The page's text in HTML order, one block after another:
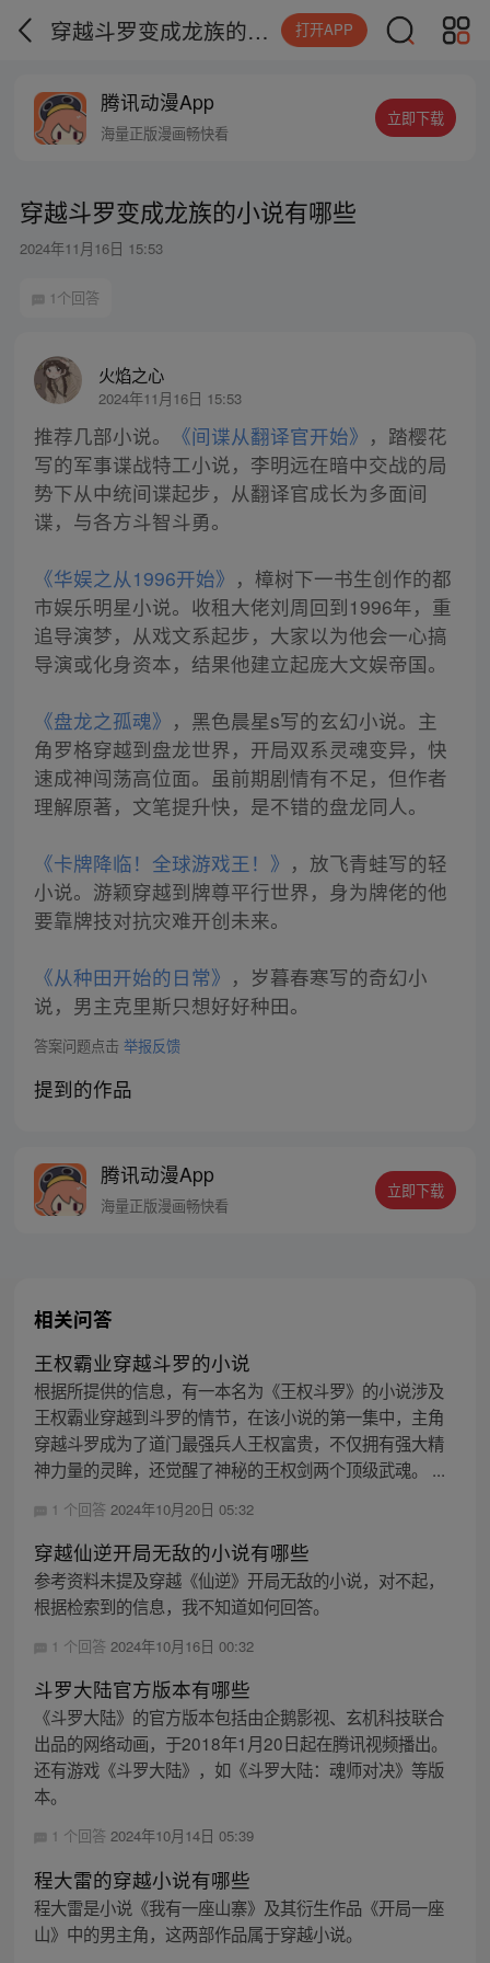
穿越斗罗变成龙族的小说有哪些 打开APP
腾讯动漫App
海量正版漫画畅快看
立即下载
穿越斗罗变成龙族的小说有哪些
2024年11月16日 15:53
1个回答
火焰之心
2024年11月16日 15:53
推荐几部小说。 《间谍从翻译官开始》 ，踏樱花
写的军事谍战特工小说，李明远在暗中交战的局
势下从中统间谍起步，从翻译官成长为多面间
谍，与各方斗智斗勇。
《华娱之从1996开始》 ，樟树下一书生创作的都
市娱乐明星小说。收租大佬刘周回到1996年，重
追导演梦，从戏文系起步，大家以为他会一心搞
导演或化身资本，结果他建立起庞大文娱帝国。
《盘龙之孤魂》 ，黑色晨星s写的玄幻小说。主
角罗格穿越到盘龙世界，开局双系灵魂变异，快
速成神闯荡高位面。虽前期剧情有不足，但作者
理解原著，文笔提升快，是不错的盘龙同人。
《卡牌降临！全球游戏王！》 ，放飞青蛙写的轻
小说。游颖穿越到牌尊平行世界，身为牌佬的他
要靠牌技对抗灾难开创未来。
《从种田开始的日常》 ，岁暮春寒写的奇幻小
说，男主克里斯只想好好种田。
答案问题点击 举报反馈
提到的作品
腾讯动漫App
海量正版漫画畅快看
立即下载
相关问答
王权霸业穿越斗罗的小说
根据所提供的信息，有一本名为《王权斗罗》的小说涉及
王权霸业穿越到斗罗的情节，在该小说的第一集中，主角
穿越斗罗成为了道门最强兵人王权富贵，不仅拥有强大精
神力量的灵眸，还觉醒了神秘的王权剑两个顶级武魂。 ...
1 个回答 2024年10月20日 05:32
穿越仙逆开局无敌的小说有哪些
参考资料未提及穿越《仙逆》开局无敌的小说，对不起，
根据检索到的信息，我不知道如何回答。
1 个回答 2024年10月16日 00:32
斗罗大陆官方版本有哪些
《斗罗大陆》的官方版本包括由企鹅影视、玄机科技联合
出品的网络动画，于2018年1月20日起在腾讯视频播出。
还有游戏《斗罗大陆》，如《斗罗大陆：魂师对决》等版
本。
1 个回答 2024年10月14日 05:39
程大雷的穿越小说有哪些
程大雷是小说《我有一座山寨》及其衍生作品《开局一座
山》中的男主角，这两部作品属于穿越小说。